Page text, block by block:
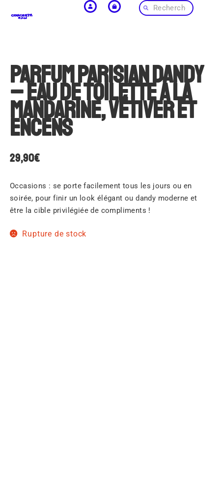
Parfum parisian dandy
– Eau de toilette à la
mandarine, vétiver et
encens
29,90€
Occasions : se porte facilement tous les jours ou en
soirée, pour finir un look élégant ou dandy moderne et
être la cible privilégiée de compliments !
Rupture de stock